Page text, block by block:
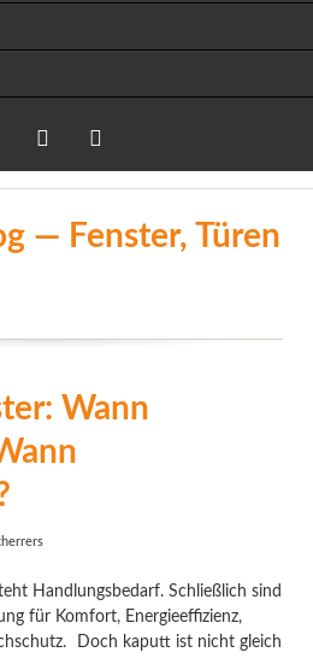
FacebookInstagram
— Fenster, Türen
Wann
Handlungsbedarf. Schließlich sind
für Komfort, Energieeffizienz,
Doch kaputt ist nicht gleich